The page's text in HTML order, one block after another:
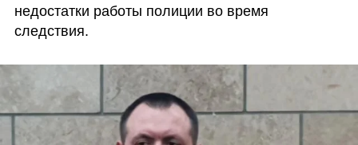
недостатки работы полиции во время
следствия.